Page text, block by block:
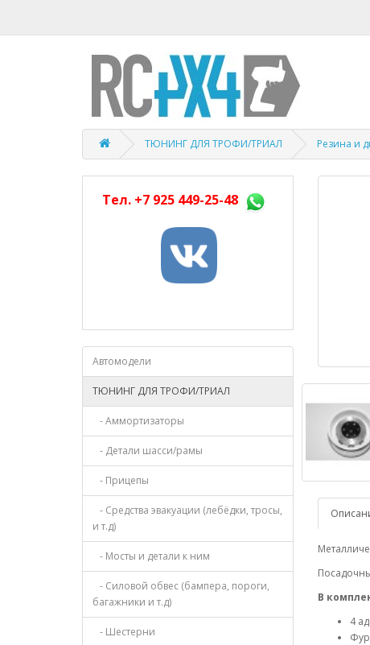
ТЮНИНГ ДЛЯ ТРОФИ/ТРИАЛ Резина и
Тел. +7 925 449-25-48
Автомодели
ТЮНИНГ ДЛЯ ТРОФИ/ТРИАЛ
- Аммортизаторы
- Детали шасси/рамы
- Прицепы
- Средства эвакуации (лебёдки, тросы,
и т.д)
- Мосты и детали к ним
- Силовой обвес (бампера, пороги,
багажники и т.д)
- Шестерни
В
4